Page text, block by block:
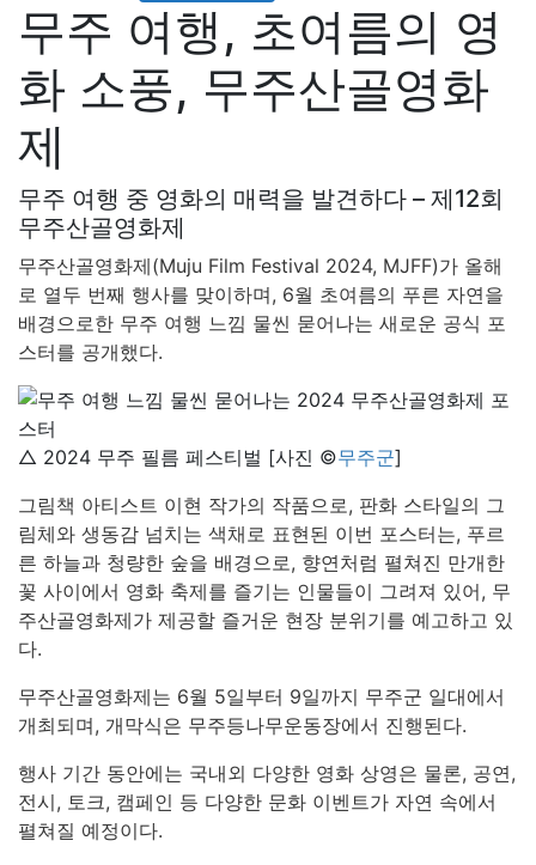
무주 여행, 초여름의 영
화 소풍, 무주산골영화
제
무주 여행 중 영화의 매력을 발견하다 – 제12회
무주산골영화제
무주산골영화제(Muju Film Festival 2024, MJFF)가 올해
로 열두 번째 행사를 맞이하며, 6월 초여름의 푸른 자연을
배경으로한 무주 여행 느낌 물씬 묻어나는 새로운 공식 포
스터를 공개했다.
△ 2024 무주 필름 페스티벌 [사진 ©무주군]
그림책 아티스트 이현 작가의 작품으로, 판화 스타일의 그
림체와 생동감 넘치는 색채로 표현된 이번 포스터는, 푸르
른 하늘과 청량한 숲을 배경으로, 향연처럼 펼쳐진 만개한
꽃 사이에서 영화 축제를 즐기는 인물들이 그려져 있어, 무
주산골영화제가 제공할 즐거운 현장 분위기를 예고하고 있
다.
무주산골영화제는 6월 5일부터 9일까지 무주군 일대에서
개최되며, 개막식은 무주등나무운동장에서 진행된다.
행사 기간 동안에는 국내외 다양한 영화 상영은 물론, 공연,
전시, 토크, 캠페인 등 다양한 문화 이벤트가 자연 속에서
펼쳐질 예정이다.